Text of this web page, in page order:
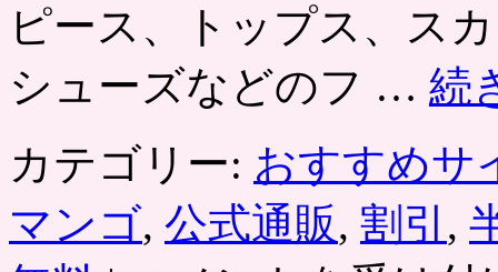
宅
に
届
け。
ル
ー
ピース、トップス、ス
シューズなどのフ … 続
カテゴリー: おすすめサ
マンゴ, 公式通販, 割引 ,
［MANGO（マ